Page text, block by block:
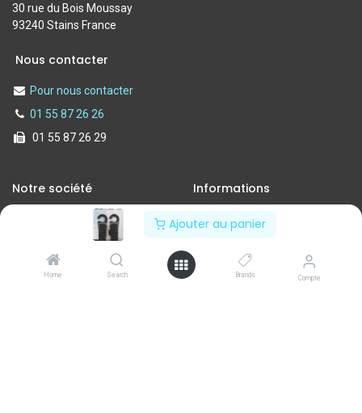
Ajouter au panier
Home Search Brands Compte
30 rue du Bois Moussay
93240 Stains France
Nous contacter
Pour nous contacter
01 55 87 26 26
01 55 87 26 29
Notre société
A propos de nous
Contactez-nous
Informations
Mentions légales